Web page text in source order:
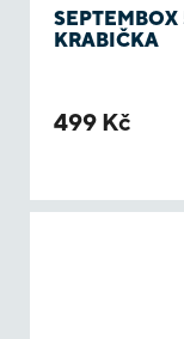
KRABIČKA
499 Kč